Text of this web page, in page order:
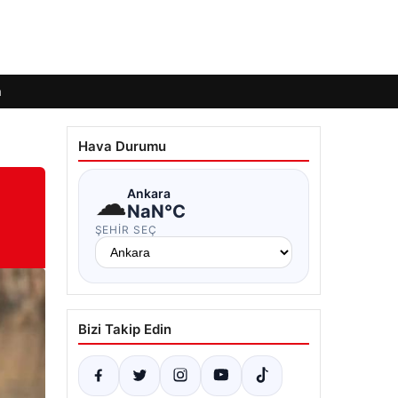
Hava Durumu
☁Ankara
NaN°C
ŞEHIR SEÇ
Bizi Takip Edin